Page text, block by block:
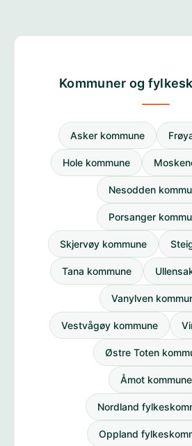
Kommuner og
Asker kommune
Hole kommune
Nesodden
Porsanger
Skjervøy kommune
Tana kommune
Vanylven
Vestvågøy kommune
Østre Toten
Åmot kommune
Nordland
Oppland